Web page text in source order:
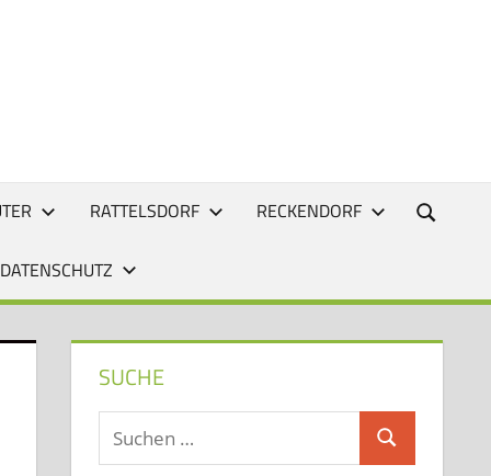
RATTELSDORF RECKENDORF
SUCHE
Suchen
nach:
Suchen